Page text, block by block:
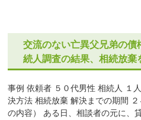
交流のない亡異父兄弟の債
続人調査の結果、相続放棄
事例 依頼者 ５０代男性 相続人 １
決方法 相続放棄 解決までの期間
の内容） ある日、相談者の元に、